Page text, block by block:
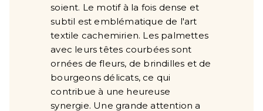
soient. Le motif à la fois dense et
subtil est emblématique de l'art
textile cachemirien. Les palmettes
avec leurs têtes courbées sont
ornées de fleurs, de brindilles et de
bourgeons délicats, ce qui
contribue à une heureuse
synergie. Une grande attention a